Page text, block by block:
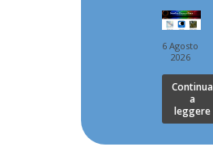
6 Agosto
2026
Continua
a
leggere